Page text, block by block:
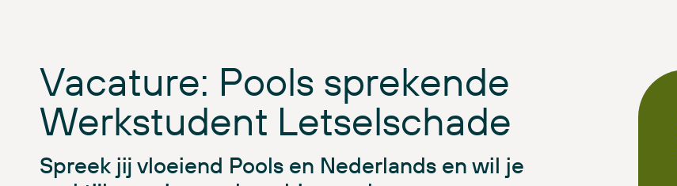
Vacature: Pools sprekende
Werkstudent Letselschade
Spreek jij vloeiend Pools en Nederlands en wil je